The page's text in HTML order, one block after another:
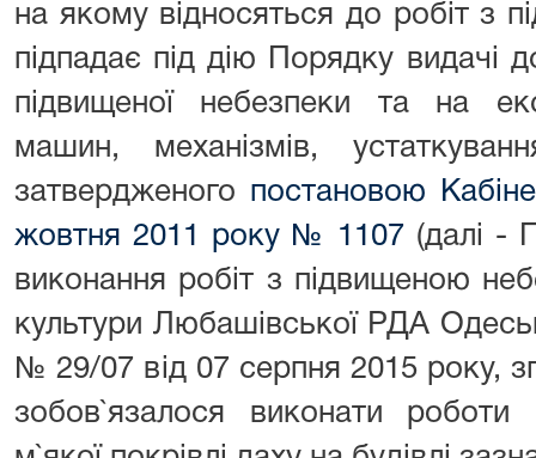
на якому відносяться до робіт з
підпадає під дію Порядку видачі
підвищеної небезпеки та на
машин, механізмів,
затвердженого постановою
жовтня 2011 року № 1107 (далі -
виконання робіт з підвищеною
культури Любашівської РДА
№ 29/07 від 07 серпня 2015 року,
зобов`язалося виконати роботи